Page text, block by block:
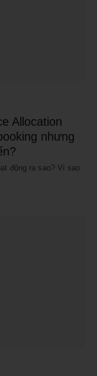
Allocation
nhưng
động ra sao? Vì sao